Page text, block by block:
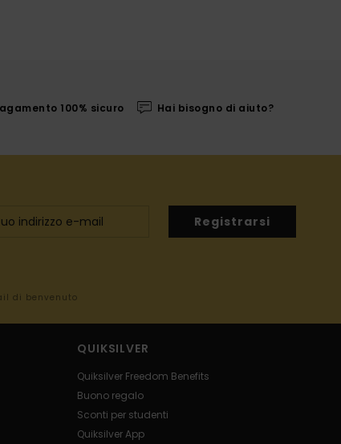
100% sicuro Hai bisogno di aiuto?
Registrarsi
di benvenuto
QUIKSILVER
Quiksilver Freedom Benefits
Buono regalo
Sconti per studenti
Quiksilver App